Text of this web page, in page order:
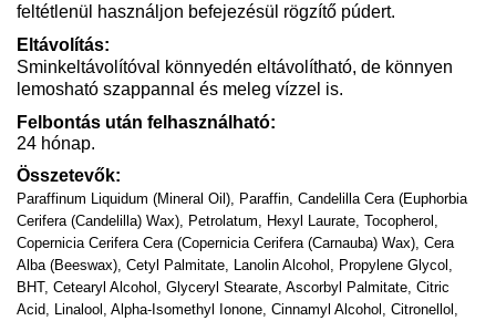
feltétlenül használjon befejezésül rögzítő púdert.
Eltávolítás:
Sminkeltávolítóval könnyedén eltávolítható, de könnyen
lemosható szappannal és meleg vízzel is.
Felbontás után felhasználható:
24 hónap.
Összetevők:
Paraffinum Liquidum (Mineral Oil), Paraffin, Candelilla Cera (Euphorbia
Cerifera (Candelilla) Wax), Petrolatum, Hexyl Laurate, Tocopherol,
Copernicia Cerifera Cera (Copernicia Cerifera (Carnauba) Wax), Cera
Alba (Beeswax), Cetyl Palmitate, Lanolin Alcohol, Propylene Glycol,
BHT, Cetearyl Alcohol, Glyceryl Stearate, Ascorbyl Palmitate, Citric
Acid, Linalool, Alpha-Isomethyl Ionone, Cinnamyl Alcohol, Citronellol,